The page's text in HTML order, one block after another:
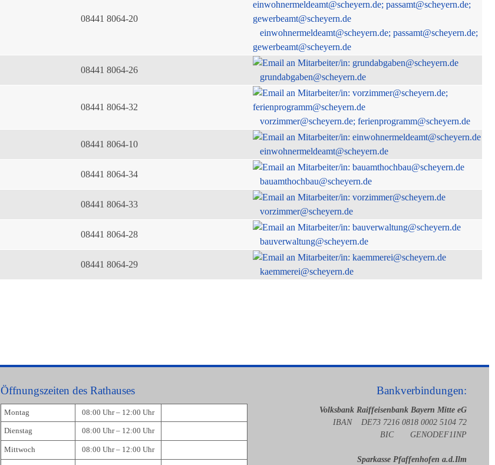
08441 8064-20
einwohnermeldeamt@scheyern.de; passamt@scheyern.de;
gewerbeamt@scheyern.de
08441 8064-26
grundabgaben@scheyern.de
08441 8064-32
vorzimmer@scheyern.de; ferienprogramm@scheyern.de
08441 8064-10
einwohnermeldeamt@scheyern.de
08441 8064-34
bauamthochbau@scheyern.de
08441 8064-33
vorzimmer@scheyern.de
08441 8064-28
bauverwaltung@scheyern.de
08441 8064-29
kaemmerei@scheyern.de
Öffnungszeiten des Rathauses
Montag 08:00 Uhr – 12:00 Uhr
Dienstag 08:00 Uhr – 12:00 Uhr
Mittwoch 08:00 Uhr – 12:00 Uhr
Bankverbindungen:
Volksbank Raiffeisenbank Bayern Mitte eG
IBAN DE73 7216 0818 0002 5104 72
BIC GENODEF1INP
Sparkasse Pfaffenhofen a.d.Ilm